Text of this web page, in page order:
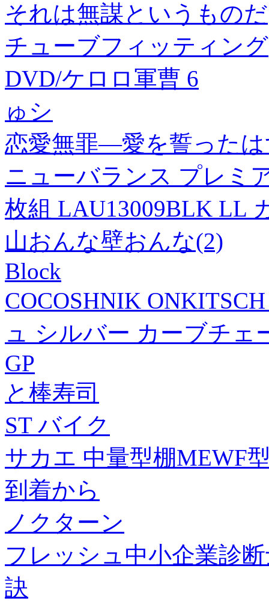
それは無謀というものだ
チューブフィッティング
DVD/ケロロ軍曹 6
ゅシ
恋愛無罪―愛を誓った
ニューバランス プレミ
枚組 LAU13009BLK LL
山おんな壁おんな(2)
Block
COCOSHNIK
ュ シルバー カーブチェ
GP
と棒寿司
ST バイク
サカエ 中量型棚MEWF
到着から
ノクターン
フレッシュ中小企業診
訣